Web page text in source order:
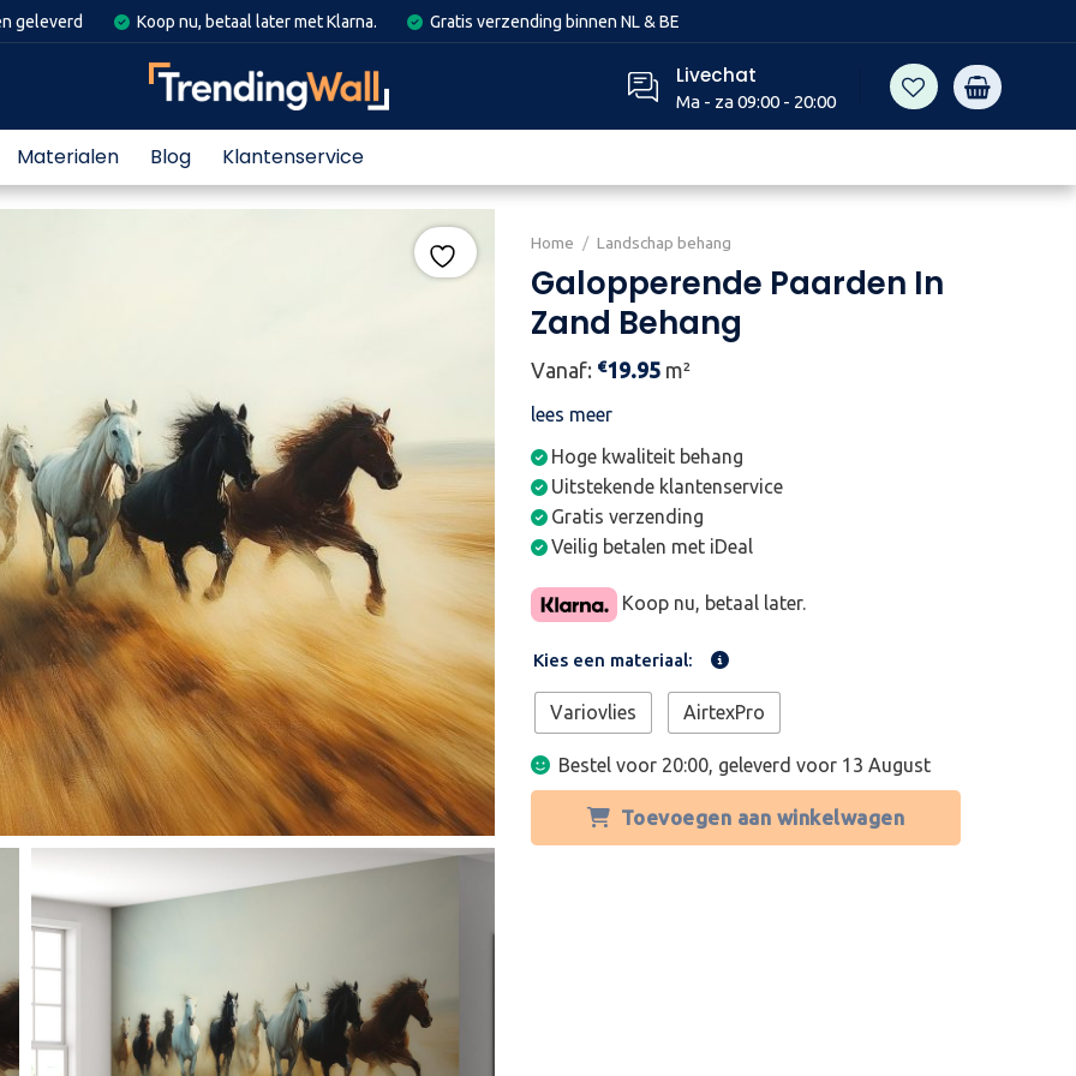
geleverd Koop nu, betaal later met Klarna. Gratis verzending binnen NL & BE
Livechat
Ma - za 09:00 - 20:00
Materialen Blog Klantenservice
Home / Landschap behang
Galopperende Paarden In
Zand Behang
Vanaf: €19.95 m²
lees meer
Hoge kwaliteit behang
Uitstekende klantenservice
Gratis verzending
Veilig betalen met iDeal
Koop nu, betaal later.
Kies een materiaal:
Variovlies AirtexPro
Bestel voor 20:00, geleverd voor 13 August
Toevoegen aan winkelwagen